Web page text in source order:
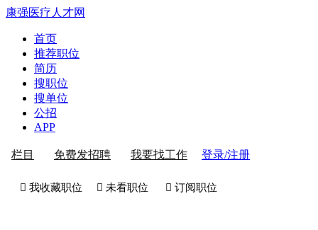
康强医疗人才网
首页
推荐职位
简历
搜职位
搜单位
公招
APP
栏目 免费发招聘 我要找工作 登录/注册
 我收藏职位  未看职位  订阅职位